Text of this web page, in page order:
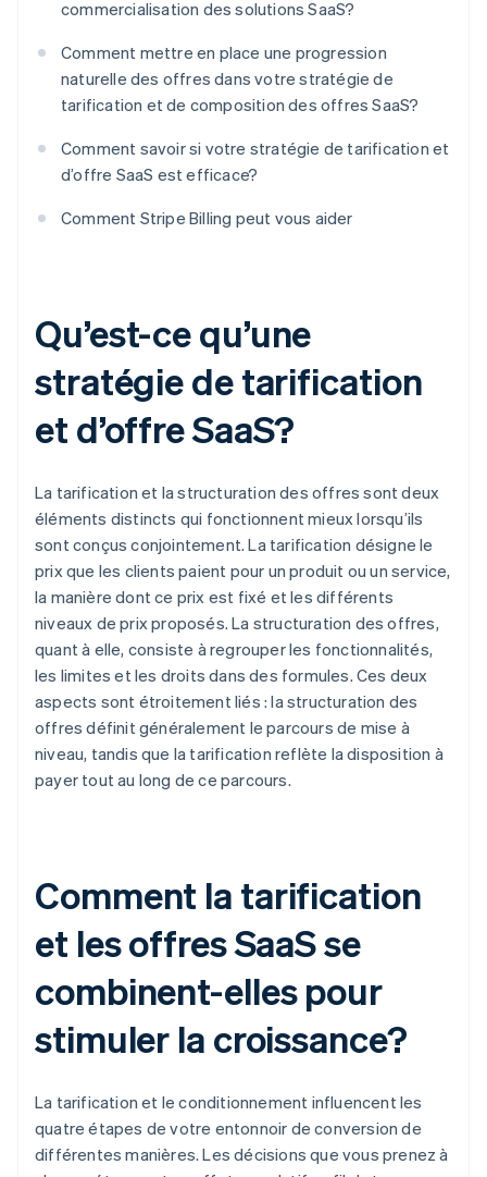
commercialisation des solutions SaaS?
Comment mettre en place une progression
naturelle des offres dans votre stratégie de
tarification et de composition des offres SaaS?
Comment savoir si votre stratégie de tarification et
d’offre SaaS est efficace?
Comment Stripe Billing peut vous aider
Qu’est-ce qu’une
stratégie de tarification
et d’offre SaaS?
La tarification et la structuration des offres sont deux
éléments distincts qui fonctionnent mieux lorsqu’ils
sont conçus conjointement. La tarification désigne le
prix que les clients paient pour un produit ou un service,
la manière dont ce prix est fixé et les différents
niveaux de prix proposés. La structuration des offres,
quant à elle, consiste à regrouper les fonctionnalités,
les limites et les droits dans des formules. Ces deux
aspects sont étroitement liés : la structuration des
offres définit généralement le parcours de mise à
niveau, tandis que la tarification reflète la disposition à
payer tout au long de ce parcours.
Comment la tarification
et les offres SaaS se
combinent-elles pour
stimuler la croissance?
La tarification et le conditionnement influencent les
quatre étapes de votre entonnoir de conversion de
différentes manières. Les décisions que vous prenez à